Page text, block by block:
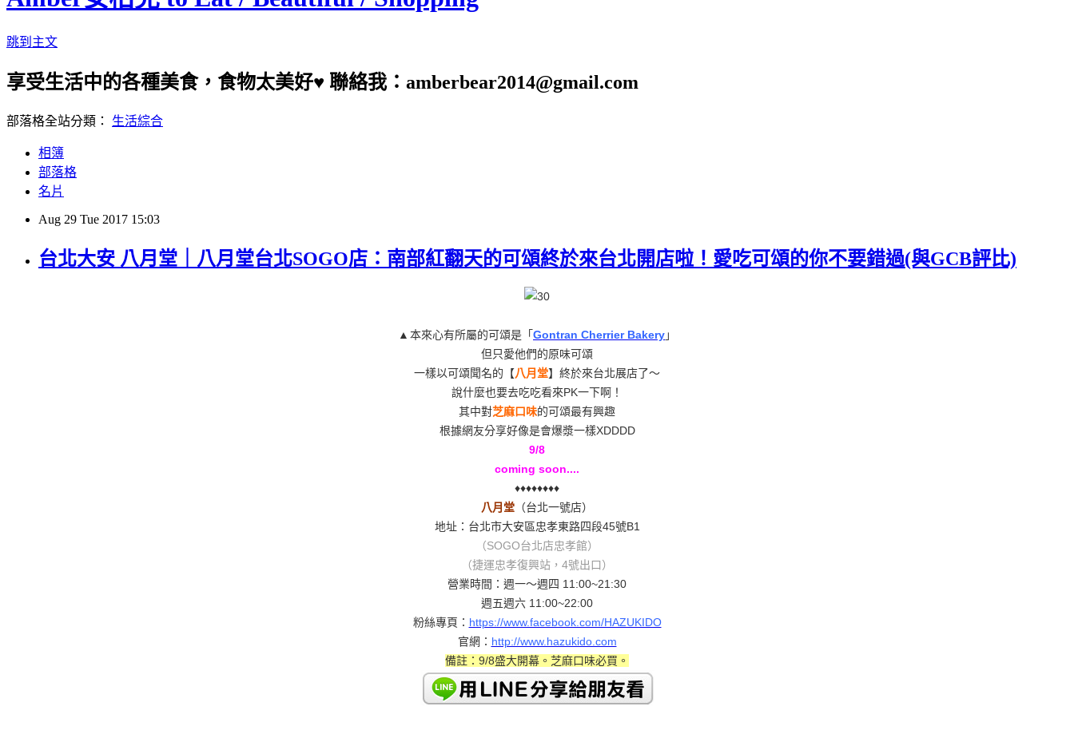
跳到主文
享受生活中的各種美食，食物太美好♥ 聯絡我：amberbear2014@gmail.com
部落格全站分類： 生活綜合
相簿
部落格
名片
Aug 29 Tue 2017 15:03
台北大安 八月堂｜八月堂台北SOGO店：南部紅翻天的可頌終於來台北開店啦！愛吃可頌的你不要錯過(與GCB評比)
▲ 本來心有所屬的可頌是「Gontran Cherrier Bakery」
但只愛他們的原味可頌
一樣以可頌聞名的【八月堂】終於來台北展店了～
說什麼也要去吃吃看來PK一下啊！
其中對芝麻口味的可頌最有興趣
根據網友分享好像是會爆漿一樣XDDDD
9/8
coming soon....
♦♦♦♦♦♦♦♦
八月堂 （台北一號店）
地址：台北市大安區忠孝東路四段45號B1
（SOGO台北店忠孝館）
（捷運忠孝復興站，4號出口）
營業時間：週一～週四 11:00~21:30
週五週六 11:00~22:00
粉絲專頁： https://www.facebook.com/HAZUKIDO
官網： http://www.hazukido.com
備註：9/8盛大開幕。芝麻口味必買。